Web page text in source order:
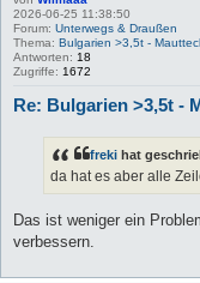
2026-06-25 11:38:50
Forum: Unterwegs & Draußen
Thema: Bulgarien >3,5t -
Antworten: 18
Zugriffe: 1672
Re: Bulgarien >3,5t -
freki hat
da hat es aber alle
Das ist weniger ein
verbessern.